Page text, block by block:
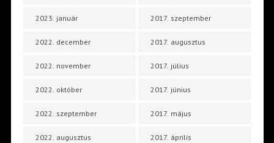
2023. január
2022. december
2022. november
2022. október
2022. szeptember
2022. augusztus
2017. szeptember
2017. augusztus
2017. július
2017. június
2017. május
2017. április